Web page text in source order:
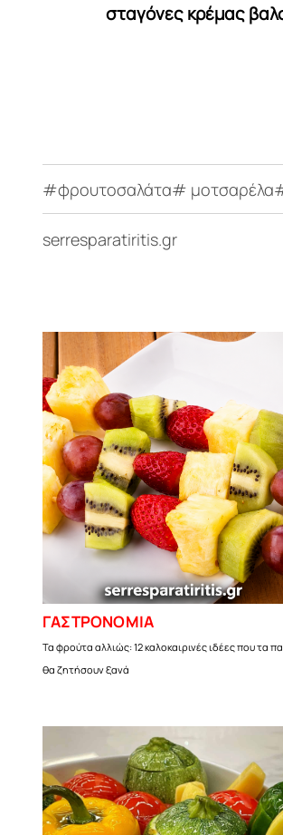
σταγόνες κρέμας
#φρουτοσαλάτα#
serresparatiritis.gr
ΓΑΣΤΡΟΝΟΜΙΑ
Τα φρούτα αλλιώς: 12 καλοκαιρινές ιδέες που τα
θα ζητήσουν ξανά